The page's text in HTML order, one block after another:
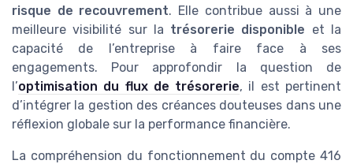
risque de recouvrement. Elle contribue aussi à une
meilleure visibilité sur la trésorerie disponible et la
capacité de l’entreprise à faire face à ses
engagements. Pour approfondir la question de
l’optimisation du flux de trésorerie, il est pertinent
d’intégrer la gestion des créances douteuses dans une
réflexion globale sur la performance financière.
La compréhension du fonctionnement du compte 416